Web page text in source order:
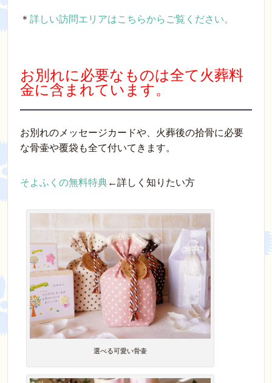
＊ 詳しい訪問エリアはこちらからご覧ください。
お別れに必要なものは全て火葬料
金に含まれています。
お別れのメッセージカードや、火葬後の拾骨に必要
な骨壷や覆袋も全て付いてきます。
そよふくの無料特典←詳しく知りたい方
選べる可愛い骨壷